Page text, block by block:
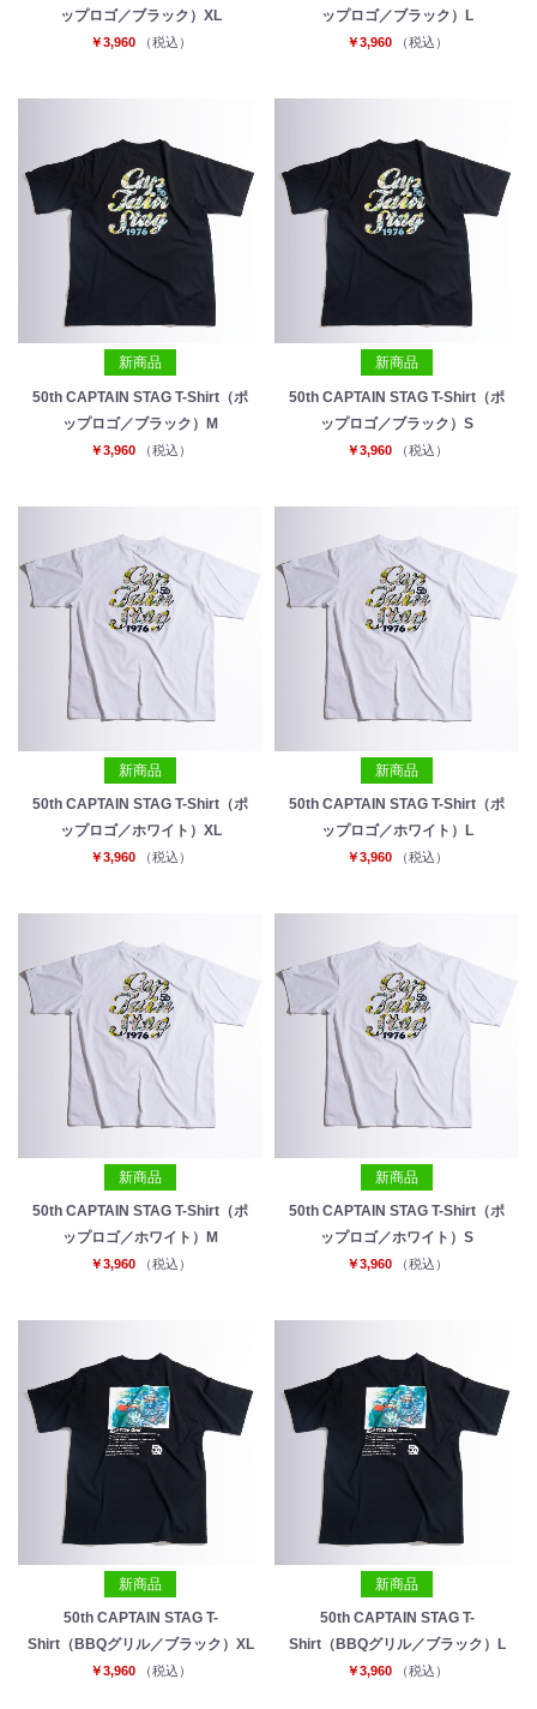
ップロゴ／ブラック）XL
￥3,960 （税込）
ップロゴ／ブラック）L
￥3,960 （税込）
新商品
50th CAPTAIN STAG T-Shirt（ポ
ップロゴ／ブラック）M
￥3,960 （税込）
新商品
50th CAPTAIN STAG T-Shirt（ポ
ップロゴ／ブラック）S
￥3,960 （税込）
新商品
50th CAPTAIN STAG T-Shirt（ポ
ップロゴ／ホワイト）XL
￥3,960 （税込）
新商品
50th CAPTAIN STAG T-Shirt（ポ
ップロゴ／ホワイト）L
￥3,960 （税込）
新商品
50th CAPTAIN STAG T-Shirt（ポ
ップロゴ／ホワイト）M
￥3,960 （税込）
新商品
50th CAPTAIN STAG T-Shirt（ポ
ップロゴ／ホワイト）S
￥3,960 （税込）
新商品
50th CAPTAIN STAG T-
Shirt（BBQグリル／ブラック）XL
￥3,960 （税込）
新商品
50th CAPTAIN STAG T-
Shirt（BBQグリル／ブラック）L
￥3,960 （税込）